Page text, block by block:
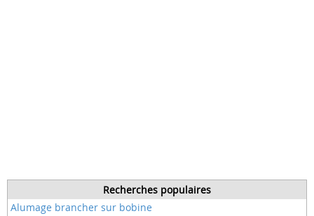
Recherches populaires
Alumage brancher sur bobine